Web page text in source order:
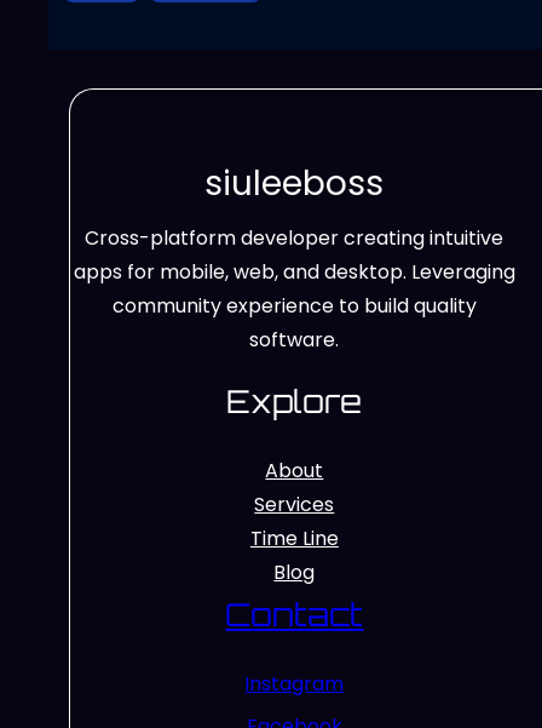
siuleeboss
Cross-platform developer creating intuitive
apps for mobile, web, and desktop. Leveraging
community experience to build quality
software.
Explore
About
Services
Time Line
Blog
Contact
Instagram